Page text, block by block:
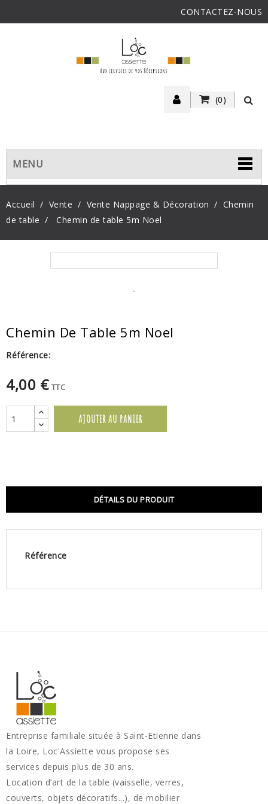
CONTACTEZ-NOUS
(0)
MENU
Accueil Vente Vente Nappage & Décoration
Chemin
de table
Chemin de table 5m Noel
Chemin De Table 5m Noel
Référence:
4,00 € TTC
AJOUTER AU PANIER
DÉTAILS DU PRODUIT
Référence
Entreprise familiale située à Saint-Etienne dans
la Loire, Loc'Assiette vous propose ses
services depuis plus de 30 ans.
Location d’art de la table (vaisselle, verres,
couverts, objets décoratifs...), de mobilier